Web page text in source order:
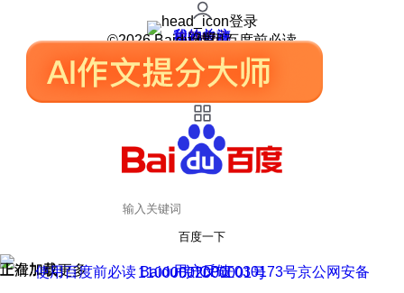
登录
我的关注
我的收藏
皮肤中心
用户反馈
设置
©2026 Baidu 使用百度前必读
百度一下
正在加载
上滑加载更多 用户反馈
使用百度前必读 Baidu 京ICP证030173号
京公网安备11000002000001号